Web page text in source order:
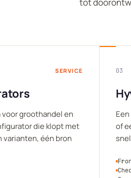
SERVICE
groothandel en
die klopt met
varianten, één bron
03
of